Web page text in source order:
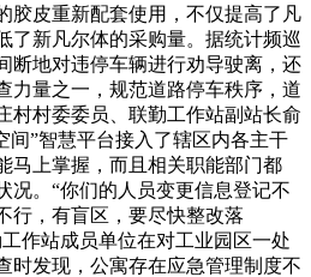
胶皮重新配套使用，不仅提高了凡
了新凡尔体的采购量。据统计频巡
断地对违停车辆进行劝导驶离，还
力量之一，规范道路停车秩序，道
村村委委员、联勤工作站副站长俞
间”智慧平台接入了辖区内各主干
马上掌握，而且相关职能部门都
况。“你们的人员变更信息登记不
行，有盲区，要尽快整改落
作站成员单位在对工业园区一处
时发现，公寓存在应急管理制度不